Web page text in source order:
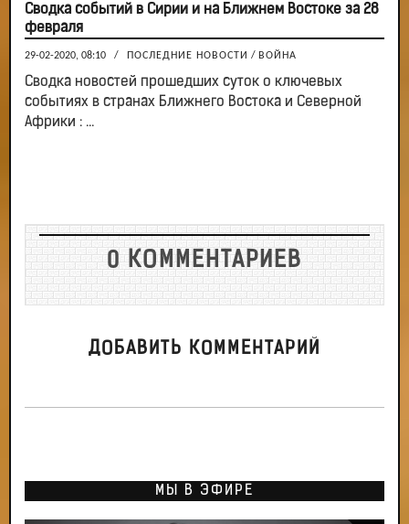
Сводка событий в Сирии и на Ближнем Востоке за 28
февраля
29-02-2020, 08:10 / ПОСЛЕДНИЕ НОВОСТИ / ВОЙНА
Сводка новостей прошедших суток о ключевых
событиях в странах Ближнего Востока и Северной
Африки : ...
0 КОММЕНТАРИЕВ
ДОБАВИТЬ КОММЕНТАРИЙ
МЫ В ЭФИРЕ